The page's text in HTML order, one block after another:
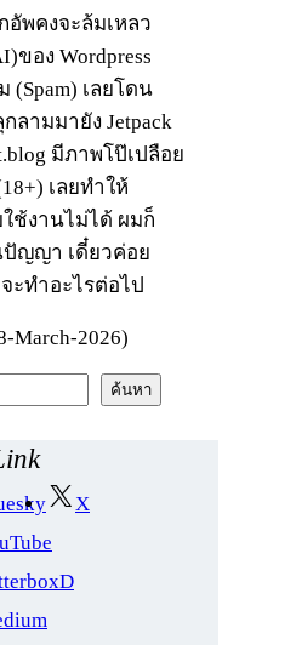
อัพคงจะล้มเหลว
ของ Wordpress
(Spam) เลยโดน
ลามมายัง Jetpack
มีภาพโป๊เปลือย
เลยทำให้
ช้งานไม่ได้ ผมก็
ญญา เดี๋ยวค่อย
ะทำอะไรต่อไป
2026)
ค้นหา
X